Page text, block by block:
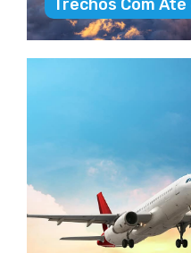
Trechos Com